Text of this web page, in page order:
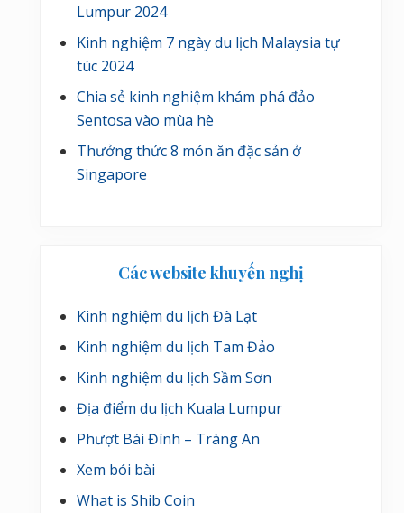
Lumpur 2024
Kinh nghiệm 7 ngày du lịch Malaysia tự
túc 2024
Chia sẻ kinh nghiệm khám phá đảo
Sentosa vào mùa hè
Thưởng thức 8 món ăn đặc sản ở
Singapore
Các website khuyến nghị
Kinh nghiệm du lịch Đà Lạt
Kinh nghiệm du lịch Tam Đảo
Kinh nghiệm du lịch Sầm Sơn
Địa điểm du lịch Kuala Lumpur
Phượt Bái Đính – Tràng An
Xem bói bài
What is Shib Coin